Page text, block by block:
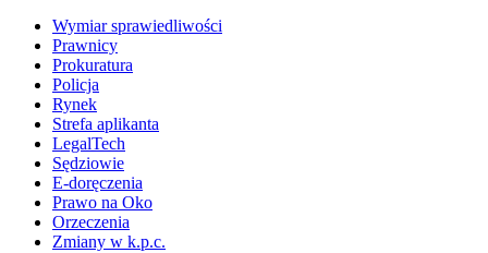
Wymiar sprawiedliwości
Prawnicy
Prokuratura
Policja
Rynek
Strefa aplikanta
LegalTech
Sędziowie
E-doręczenia
Prawo na Oko
Orzeczenia
Zmiany w k.p.c.